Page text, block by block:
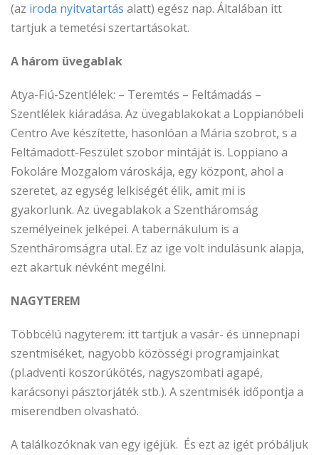
(az iroda nyitvatartás alatt) egész nap. Általában itt
tartjuk a temetési szertartásokat.
A három üvegablak
Atya-Fiú-Szentlélek: – Teremtés – Feltámadás –
Szentlélek kiáradása. Az üvegablakokat a Loppianóbeli
Centro Ave készítette, hasonlóan a Mária szobrot, s a
Feltámadott-Feszület szobor mintáját is. Loppiano a
Fokoláre Mozgalom városkája, egy központ, ahol a
szeretet, az egység lelkiségét élik, amit mi is
gyakorlunk. Az üvegablakok a Szentháromság
személyeinek jelképei. A tabernákulum is a
Szentháromságra utal. Ez az ige volt indulásunk alapja,
ezt akartuk névként megélni.
NAGYTEREM
Többcélú nagyterem: itt tartjuk a vasár- és ünnepnapi
szentmiséket, nagyobb közösségi programjainkat
(pl.adventi koszorúkötés, nagyszombati agapé,
karácsonyi pásztorjáték stb.). A szentmisék időpontja a
miserendben olvasható.
A találkozóknak van egy igéjük. És ezt az igét próbáljuk